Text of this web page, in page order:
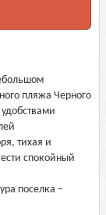
пляжа Черного
тихая и
спокойный
поселка –